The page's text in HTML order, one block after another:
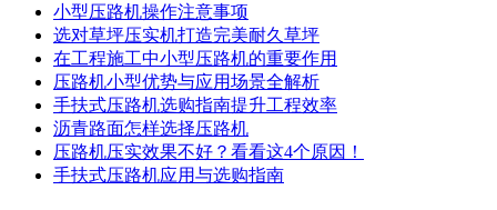
小型压路机操作注意事项
选对草坪压实机打造完美耐久草坪
在工程施工中小型压路机的重要作用
压路机小型优势与应用场景全解析
手扶式压路机选购指南提升工程效率
沥青路面怎样选择压路机
压路机压实效果不好？看看这4个原因！
手扶式压路机应用与选购指南